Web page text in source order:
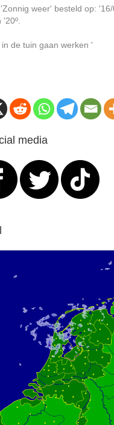
weer' besteld op:
de tuin gaan werken '
media